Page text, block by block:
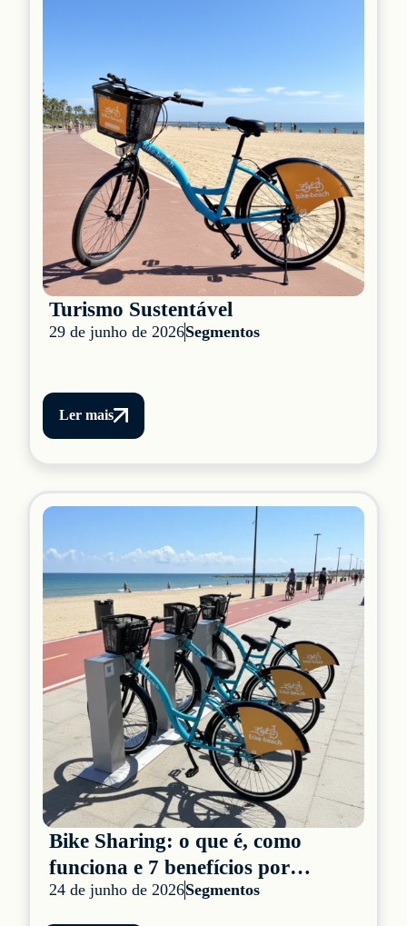
Turismo Sustentável
29 de junho de 2026Segmentos
Ler mais
Bike Sharing: o que é, como
funciona e 7 benefícios por
segmento
24 de junho de 2026Segmentos